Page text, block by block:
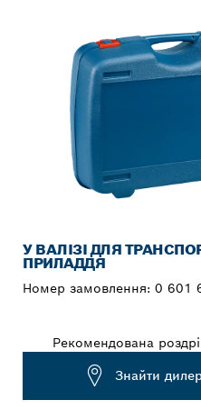
У ВАЛІЗІ ДЛЯ
ПРИЛАДДЯ
Номер замовлення: 0 601
Рекомендована
Знайти